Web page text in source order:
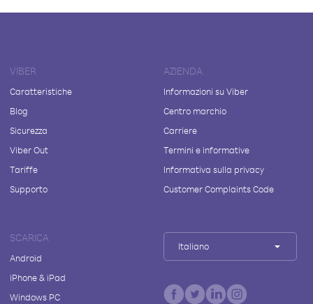
VIBER
Caratteristiche
Blog
Sicurezza
Viber Out
Tariffe
Supporto
AZIENDA
Informazioni su Viber
Centro marchio
Carriere
Termini e informative
Informativa sulla privacy
Customer Complaints Code
SCARICA
Android
iPhone & iPad
Windows PC
Italiano